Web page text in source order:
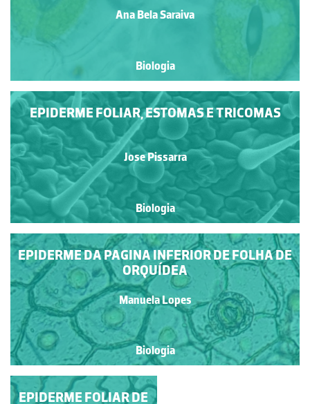
Ana Bela Saraiva
Biologia
EPIDERME FOLIAR, ESTOMAS E TRICOMAS
Jose Pissarra
Biologia
EPIDERME DA PAGINA INFERIOR DE FOLHA DE
ORQUÍDEA
Manuela Lopes
Biologia
TRICOMA
EPIDERME FOLIAR DE